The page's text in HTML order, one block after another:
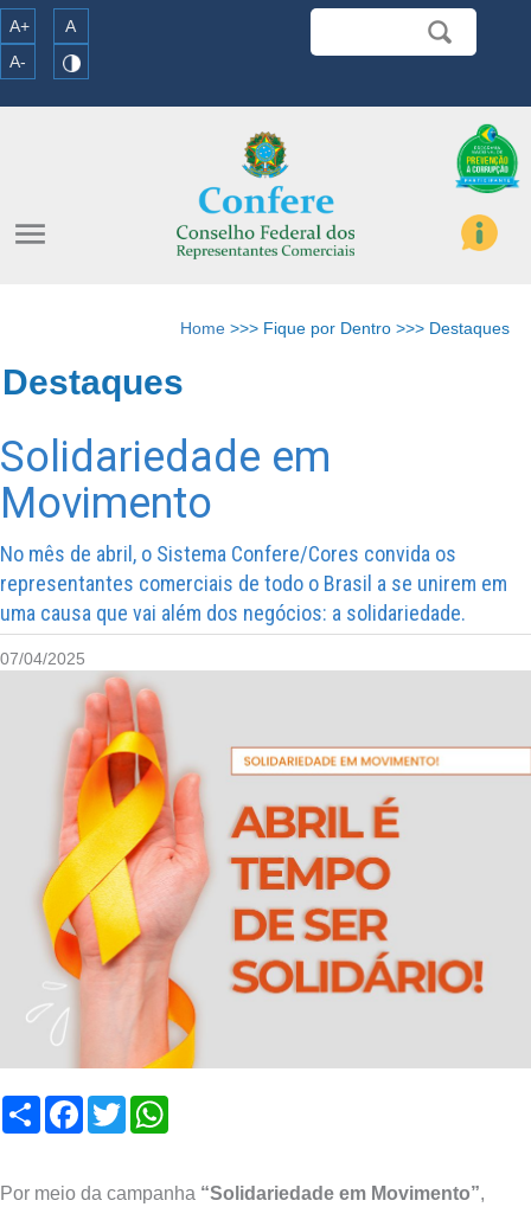
A+
A
A-
menu
Home >>> Fique por Dentro >>> Destaques
Destaques
Solidariedade em
Movimento
No mês de abril, o Sistema Confere/Cores convida os
representantes comerciais de todo o Brasil a se unirem em
uma causa que vai além dos negócios: a solidariedade.
07/04/2025
Compartilhar
Facebook
Twitter
Por meio da campanha “Solidariedade em Movimento”,